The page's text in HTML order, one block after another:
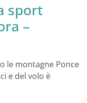
sport
–
le montagne Ponce
e del volo è